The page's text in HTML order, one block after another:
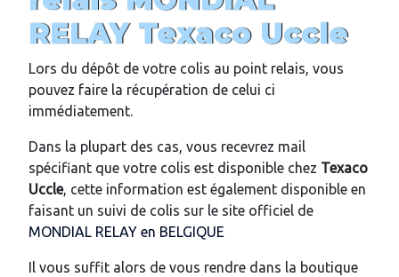
RELAY Texaco Uccle
Lors du dépôt de votre colis au point relais, vous
pouvez faire la récupération de celui ci
immédiatement.
Dans la plupart des cas, vous recevrez mail
spécifiant que votre colis est disponible chez Texaco
Uccle, cette information est également disponible en
faisant un suivi de colis sur le site officiel de
MONDIAL RELAY en BELGIQUE
Il vous suffit alors de vous rendre dans la boutique